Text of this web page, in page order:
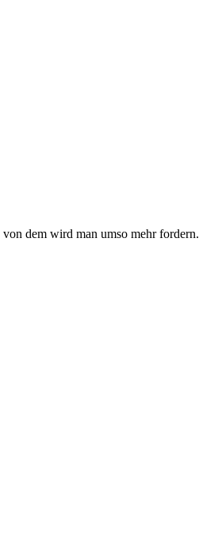
dem wird man umso mehr fordern.